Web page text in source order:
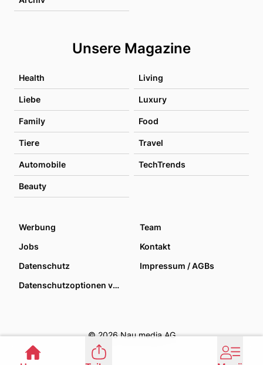
Unsere Magazine
Health Living
Liebe Luxury
Family Food
Tiere Travel
Automobile TechTrends
Beauty
Werbung
Team
Jobs
Kontakt
Datenschutz
Impressum / AGBs
Datenschutzoptionen verwalten
© 2026 Nau media AG